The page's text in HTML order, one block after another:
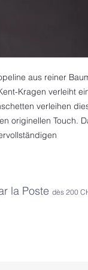
aus reiner
Kragen verleiht
verleihen
originellen Touch.
la Poste dès 200